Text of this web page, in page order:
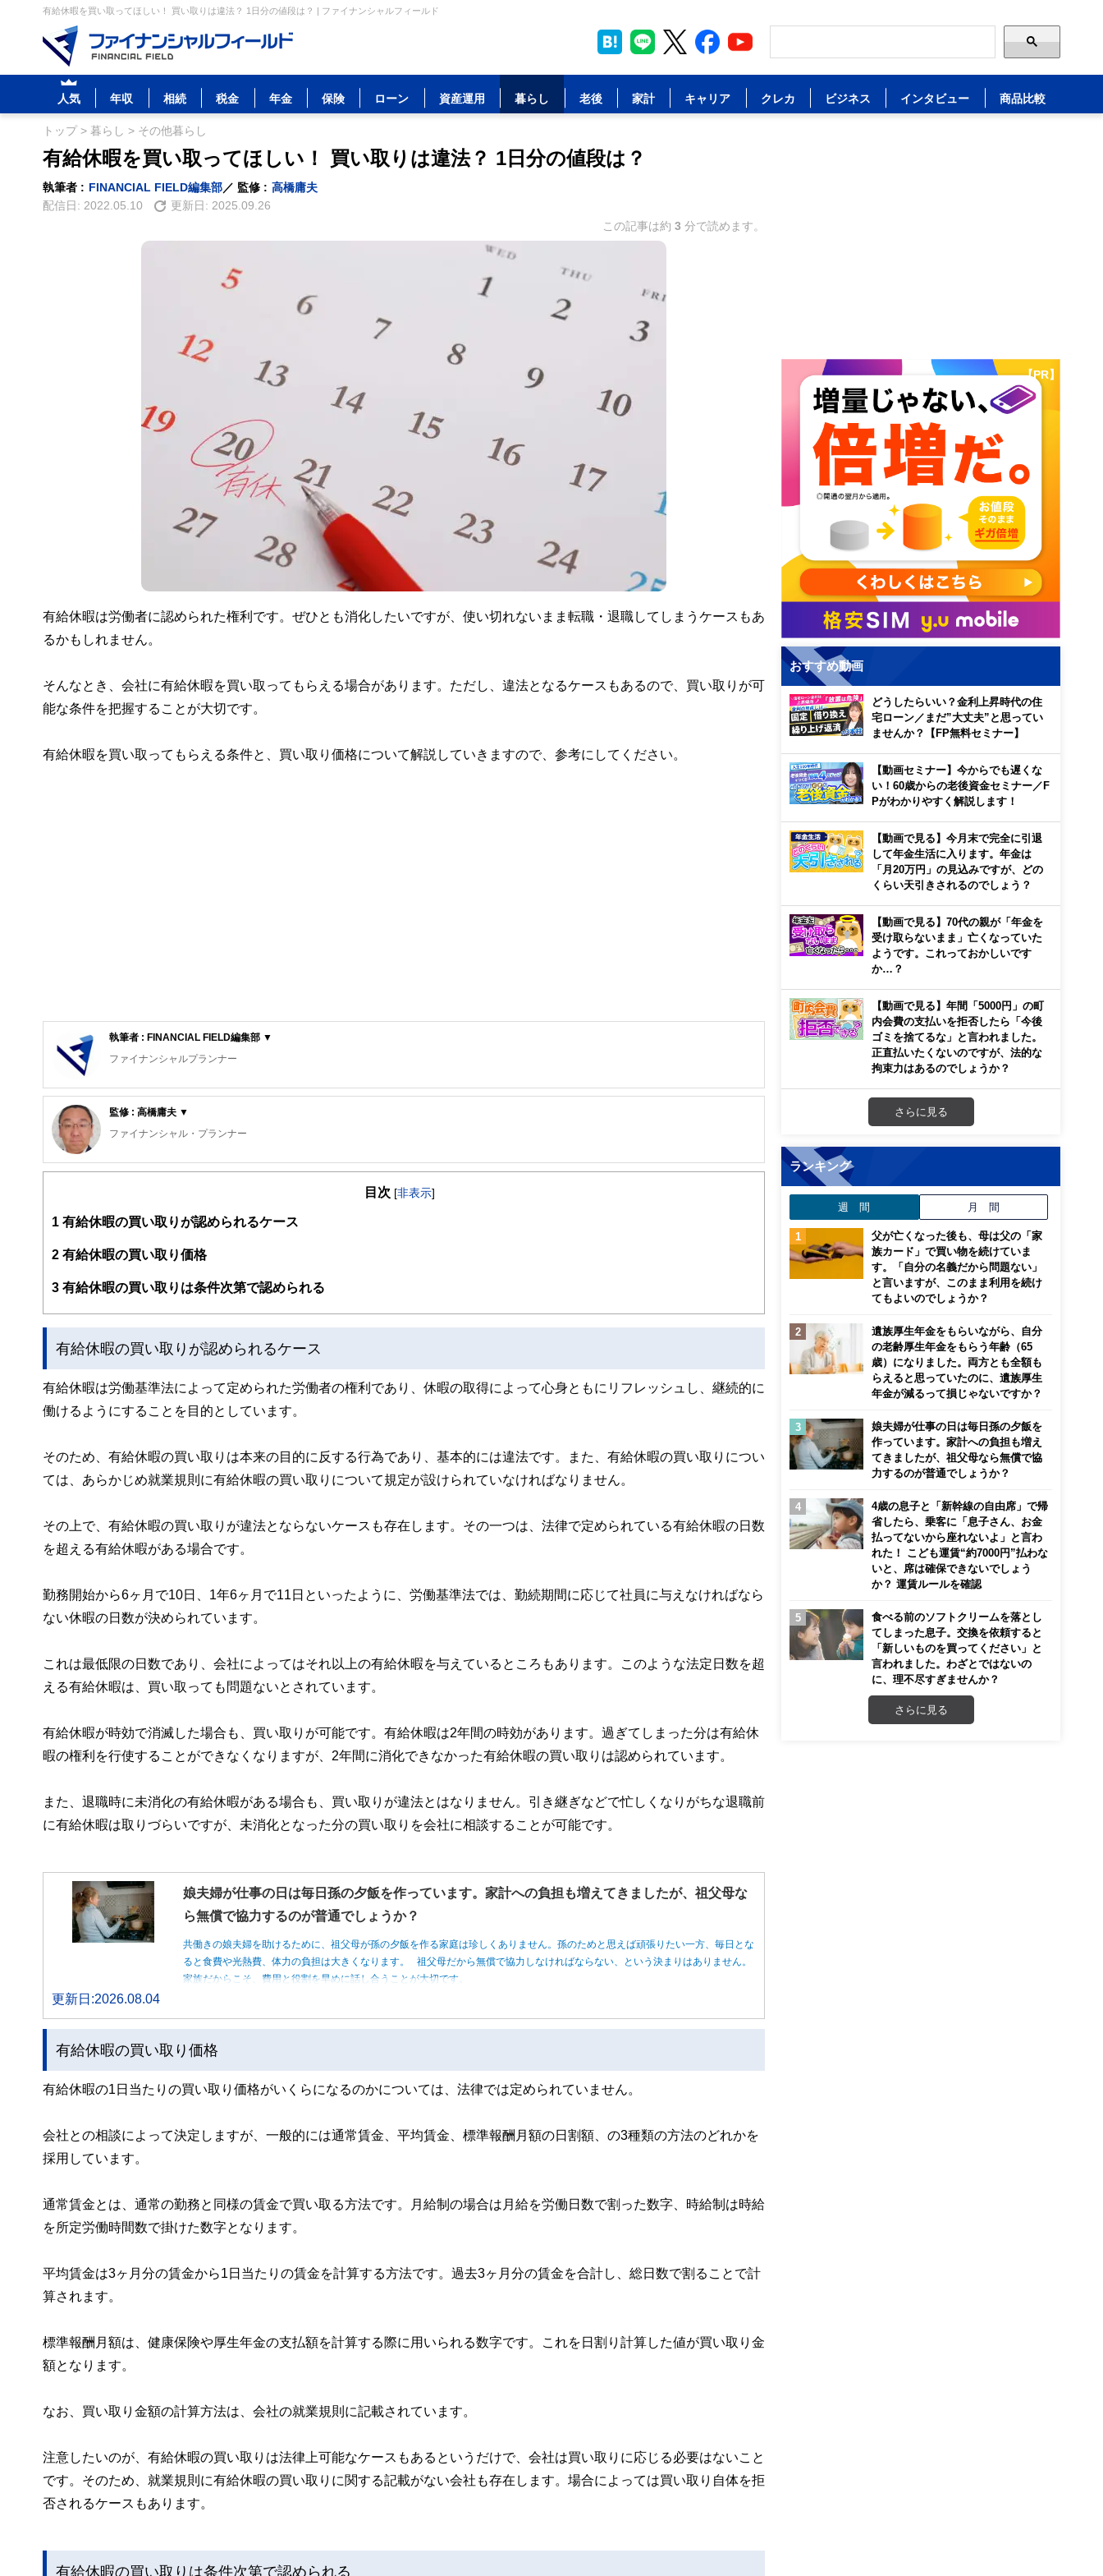
有給休暇を買い取ってほしい！ 買い取りは違法？ 1日分の値段は？ | ファイナンシャルフィールド
人気 年収 相続 税金 年金 保険 ローン 資産運用 暮らし 老後 家計 キャリア クレカ ビジネス インタビュー 商品比較
トップ> 暮らし > その他暮らし
有給休暇を買い取ってほしい！ 買い取りは違法？ 1日分の値段は？
執筆者 : FINANCIAL FIELD編集部 ／ 監修 : 高橋庸夫
配信日: 2022.05.10 更新日: 2025.09.26
この記事は約 3 分で読めます。
有給休暇は労働者に認められた権利です。ぜひとも消化したいですが、使い切れないまま転職・退職してしまうケースもあ
るかもしれません。
そんなとき、会社に有給休暇を買い取ってもらえる場合があります。ただし、違法となるケースもあるので、買い取りが可
能な条件を把握することが大切です。
有給休暇を買い取ってもらえる条件と、買い取り価格について解説していきますので、参考にしてください。
執筆者 : FINANCIAL FIELD編集部 ▼
ファイナンシャルプランナー
FinancialField編集部は、金融、経済に関する記事を、日々の暮らしにどのような影響を与えるかという視点で、お金の知識がない方でも理解でき
編集部のメンバーは、ファイナンシャルプランナーの資格取得者を中心に「お金や暮らし」に関する書籍・雑誌の編集経験者で構成され、企画立
FinancialFieldの特徴は、ファイナンシャルプランナー、弁護士、税理士、宅地建物取引士、相続診断士、住宅ローンアドバイザー、DCプランナ
ー、公認会計士、社会保険労務士、行政書士、投資アナリスト、キャリアコンサルタントなど150名以上の有資格者を執筆者・監修者として迎
え、むずかしく感じられる年金や税金、相続、保険、ローンなどの話をわかりやすく発信している点です。
このように編集経験豊富なメンバーと金融や経済に精通した執筆者・監修者による執筆体制を築くことで、内容のわかりやすさはもちろんのこ
監修 : 高橋庸夫 ▼
ファイナンシャル・プランナー
住宅ローンアドバイザー ,宅地建物取引士, マンション管理士, 防災士
経験した「サラリーマンの退職、住宅ローン、子育て教育、資産運用」などの実体験をベースとして、個別相談、セミナー講師など精力的に活
目次 [非表示]
1 有給休暇の買い取りが認められるケース
2 有給休暇の買い取り価格
3 有給休暇の買い取りは条件次第で認められる
有給休暇の買い取りが認められるケース
有給休暇は労働基準法によって定められた労働者の権利であり、休暇の取得によって心身ともにリフレッシュし、継続的に
働けるようにすることを目的としています。
そのため、有給休暇の買い取りは本来の目的に反する行為であり、基本的には違法です。また、有給休暇の買い取りについ
ては、あらかじめ就業規則に有給休暇の買い取りについて規定が設けられていなければなりません。
その上で、有給休暇の買い取りが違法とならないケースも存在します。その一つは、法律で定められている有給休暇の日数
を超える有給休暇がある場合です。
勤務開始から6ヶ月で10日、1年6ヶ月で11日といったように、労働基準法では、勤続期間に応じて社員に与えなければなら
ない休暇の日数が決められています。
これは最低限の日数であり、会社によってはそれ以上の有給休暇を与えているところもあります。このような法定日数を超
える有給休暇は、買い取っても問題ないとされています。
有給休暇が時効で消滅した場合も、買い取りが可能です。有給休暇は2年間の時効があります。過ぎてしまった分は有給休
暇の権利を行使することができなくなりますが、2年間に消化できなかった有給休暇の買い取りは認められています。
また、退職時に未消化の有給休暇がある場合も、買い取りが違法とはなりません。引き継ぎなどで忙しくなりがちな退職前
に有給休暇は取りづらいですが、未消化となった分の買い取りを会社に相談することが可能です。
娘夫婦が仕事の日は毎日孫の夕飯を作っています。家計への負担も増えてきましたが、祖父母な
ら無償で協力するのが普通でしょうか？
共働きの娘夫婦を助けるために、祖父母が孫の夕飯を作る家庭は珍しくありません。孫のためと思えば頑張りたい一方、毎日とな
ると食費や光熱費、体力の負担は大きくなります。 祖父母だから無償で協力しなければならない、という決まりはありません。
家族だからこそ、費用と役割を早めに話し合うことが大切です。
更新日:2026.08.04
有給休暇の買い取り価格
有給休暇の1日当たりの買い取り価格がいくらになるのかについては、法律では定められていません。
会社との相談によって決定しますが、一般的には通常賃金、平均賃金、標準報酬月額の日割額、の3種類の方法のどれかを
採用しています。
通常賃金とは、通常の勤務と同様の賃金で買い取る方法です。月給制の場合は月給を労働日数で割った数字、時給制は時給
を所定労働時間数で掛けた数字となります。
平均賃金は3ヶ月分の賃金から1日当たりの賃金を計算する方法です。過去3ヶ月分の賃金を合計し、総日数で割ることで計
算されます。
標準報酬月額は、健康保険や厚生年金の支払額を計算する際に用いられる数字です。これを日割り計算した値が買い取り金
額となります。
なお、買い取り金額の計算方法は、会社の就業規則に記載されています。
注意したいのが、有給休暇の買い取りは法律上可能なケースもあるというだけで、会社は買い取りに応じる必要はないこと
です。そのため、就業規則に有給休暇の買い取りに関する記載がない会社も存在します。場合によっては買い取り自体を拒
否されるケースもあります。
有給休暇の買い取りは条件次第で認められる
【PR】
おすすめ動画
どうしたらいい？金利上昇時代の住
宅ローン／まだ”大丈夫”と思ってい
ませんか？【FP無料セミナー】
【動画セミナー】今からでも遅くな
い！60歳からの老後資金セミナー／F
Pがわかりやすく解説します！
【動画で見る】今月末で完全に引退
して年金生活に入ります。年金は
「月20万円」の見込みですが、どの
くらい天引きされるのでしょう？
【動画で見る】70代の親が「年金を
受け取らないまま」亡くなっていた
ようです。これっておかしいです
か…？
【動画で見る】年間「5000円」の町
内会費の支払いを拒否したら「今後
ゴミを捨てるな」と言われました。
正直払いたくないのですが、法的な
拘束力はあるのでしょうか？
さらに見る
ランキング
週 間 月 間
父が亡くなった後も、母は父の「家
族カード」で買い物を続けていま
す。「自分の名義だから問題ない」
と言いますが、このまま利用を続け
てもよいのでしょうか？
遺族厚生年金をもらいながら、自分
の老齢厚生年金をもらう年齢（65
歳）になりました。両方とも全額も
らえると思っていたのに、遺族厚生
年金が減るって損じゃないですか？
娘夫婦が仕事の日は毎日孫の夕飯を
作っています。家計への負担も増え
てきましたが、祖父母なら無償で協
力するのが普通でしょうか？
4歳の息子と「新幹線の自由席」で帰
省したら、乗客に「息子さん、お金
払ってないから座れないよ」と言わ
れた！ こども運賃“約7000円”払わな
いと、席は確保できないでしょう
か？ 運賃ルールを確認
食べる前のソフトクリームを落とし
てしまった息子。交換を依頼すると
「新しいものを買ってください」と
言われました。わざとではないの
に、理不尽すぎませんか？
さらに見る